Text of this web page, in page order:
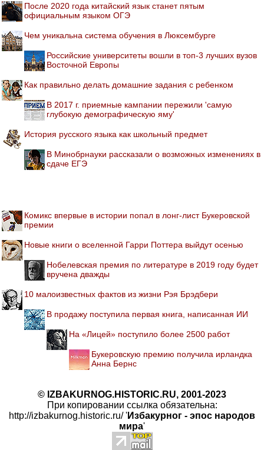
После 2020 года китайский язык станет пятым
официальным языком ОГЭ
Чем уникальна система обучения в Люксембурге
Российские университеты вошли в топ-3 лучших вузов
Восточной Европы
Как правильно делать домашние задания с ребенком
В 2017 г. приемные кампании пережили 'самую
глубокую демографическую яму'
История русского языка как школьный предмет
В Минобрнауки рассказали о возможных изменениях в
сдаче ЕГЭ
Комикс впервые в истории попал в лонг-лист Букеровской
премии
Новые книги о вселенной Гарри Поттера выйдут осенью
Нобелевская премия по литературе в 2019 году будет
вручена дважды
10 малоизвестных фактов из жизни Рэя Брэдбери
В продажу поступила первая книга, написанная ИИ
На «Лицей» поступило более 2500 работ
Букеровскую премию получила ирландка
Анна Бернс
© IZBAKURNOG.HISTORIC.RU, 2001-2023
При копировании ссылка обязательна:
http://izbakurnog.historic.ru/ 'Избакурног - эпос народов
мира'